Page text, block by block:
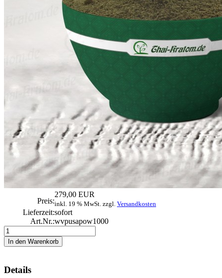
Preis:
279,00 EUR
inkl. 19 % MwSt. zzgl. Versandkosten
Lieferzeit:sofort
Art.Nr.:wvpusapow1000
Details